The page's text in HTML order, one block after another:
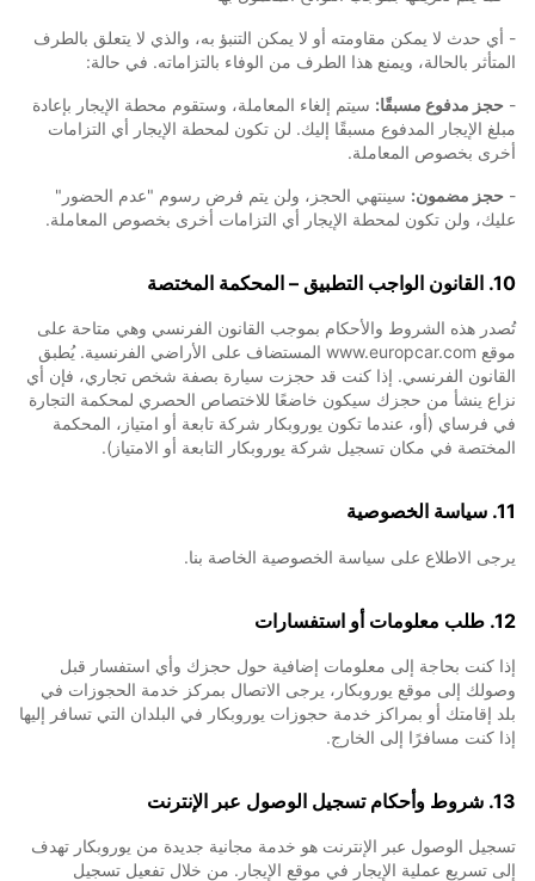
- أي حدث لا يمكن مقاومته أو لا يمكن التنبؤ به، والذي لا يتعلق بالطرف
المتأثر بالحالة، ويمنع هذا الطرف من الوفاء بالتزاماته. في حالة:
- حجز مدفوع مسبقًا: سيتم إلغاء المعاملة، وستقوم محطة الإيجار بإعادة
مبلغ الإيجار المدفوع مسبقًا إليك. لن تكون لمحطة الإيجار أي التزامات
أخرى بخصوص المعاملة.
- حجز مضمون: سينتهي الحجز، ولن يتم فرض رسوم "عدم الحضور"
عليك، ولن تكون لمحطة الإيجار أي التزامات أخرى بخصوص المعاملة.
10. القانون الواجب التطبيق – المحكمة المختصة
تُصدر هذه الشروط والأحكام بموجب القانون الفرنسي وهي متاحة على
موقع www.europcar.com المستضاف على الأراضي الفرنسية. يُطبق
القانون الفرنسي. إذا كنت قد حجزت سيارة بصفة شخص تجاري، فإن أي
نزاع ينشأ من حجزك سيكون خاضعًا للاختصاص الحصري لمحكمة التجارة
في فرساي (أو، عندما تكون يوروبكار شركة تابعة أو امتياز، المحكمة
المختصة في مكان تسجيل شركة يوروبكار التابعة أو الامتياز).
11. سياسة الخصوصية
يرجى الاطلاع على سياسة الخصوصية الخاصة بنا.
12. طلب معلومات أو استفسارات
إذا كنت بحاجة إلى معلومات إضافية حول حجزك وأي استفسار قبل
وصولك إلى موقع يوروبكار، يرجى الاتصال بمركز خدمة الحجوزات في
بلد إقامتك أو بمراكز خدمة حجوزات يوروبكار في البلدان التي تسافر إليها
إذا كنت مسافرًا إلى الخارج.
13. شروط وأحكام تسجيل الوصول عبر الإنترنت
تسجيل الوصول عبر الإنترنت هو خدمة مجانية جديدة من يوروبكار تهدف
إلى تسريع عملية الإيجار في موقع الإيجار. من خلال تفعيل تسجيل